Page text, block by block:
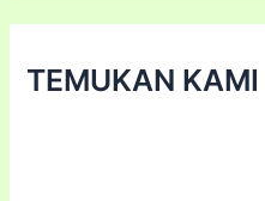
TEMUKAN KAMI